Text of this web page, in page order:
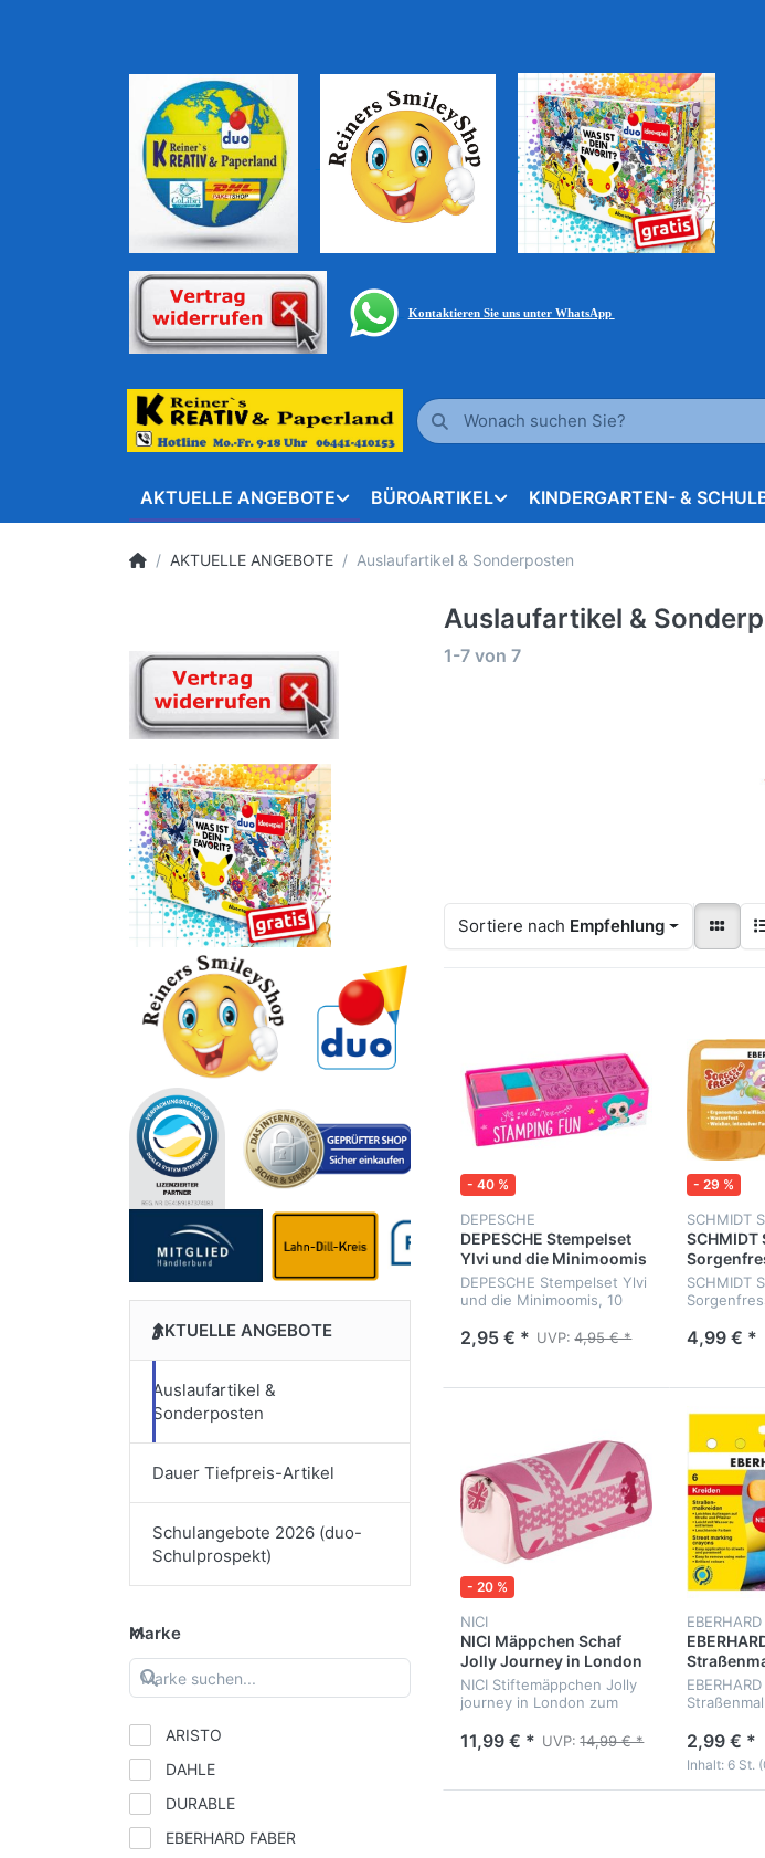
Kontaktieren Sie uns unter WhatsApp
AKTUELLE ANGEBOTE BÜROARTIKEL KINDERGARTEN- &
AKTUELLE ANGEBOTE Auslaufartikel & Sonderposten
AKTUELLE ANGEBOTE
Auslaufartikel &
Sonderposten
Dauer Tiefpreis-Artikel
Schulangebote 2026 (duo-
Schulprospekt)
Marke
ARISTO
DAHLE
DURABLE
EBERHARD FABER
Auslaufartikel &
1-7 von 7
Sortiere nach Empfehlung
- 40 %
DEPESCHE
DEPESCHE Stempelset
Ylvi und die Minimoomis
DEPESCHE Stempelset Ylvi
und die Minimoomis, 10
2,95 € * UVP: 4,95 € *
- 29 %
SCHMIDT
SCHMIDT
SCHMIDT
4,99 € *
- 20 %
NICI
NICI Mäppchen Schaf
Jolly Journey in London
NICI Stiftemäppchen Jolly
journey in London zum
11,99 € * UVP: 14,99 € * 2,99 € *
Inhalt: 6 St.